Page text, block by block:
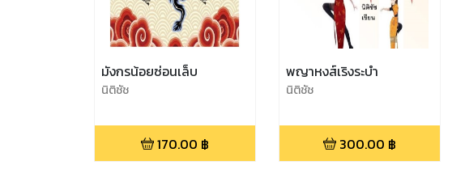
มังกรน้อยซ่อนเล็บ
นิติชัช
170.00 ฿
พญาหงส์เริงระบำ
นิติชัช
300.00 ฿